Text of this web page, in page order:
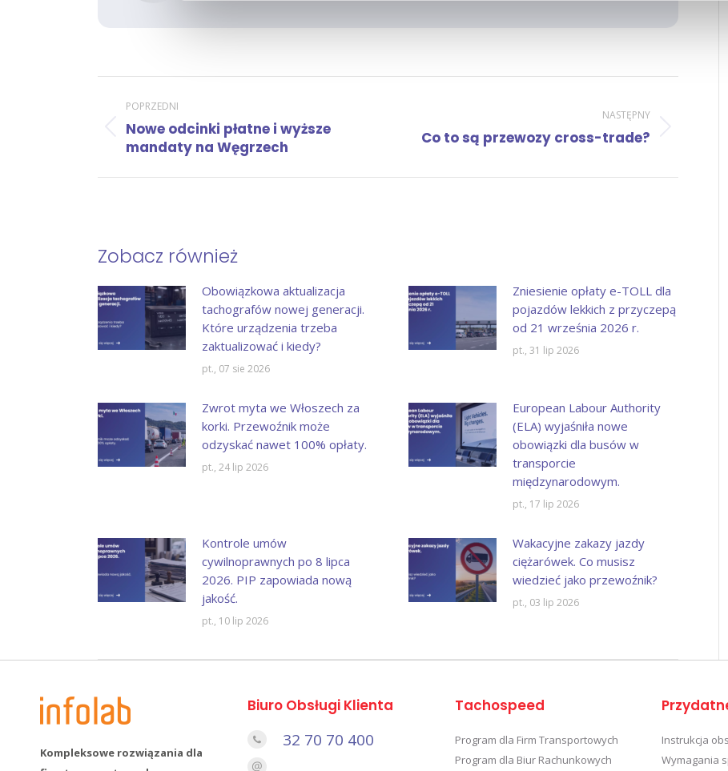
Nawigacja
wpisów
POPRZEDNI
Poprzedni
wpis:
Nowe odcinki płatne i wyższe
mandaty na Węgrzech
NASTĘPNY
Następny
Co to są przewozy cross-trade?
Zobacz również
Obowiązkowa aktualizacja
tachografów nowej generacji.
Które urządzenia trzeba
zaktualizować i kiedy?
pt., 07 sie 2026
Zniesienie opłaty e-TOLL dla
pojazdów lekkich z przyczepą
od 21 września 2026 r.
pt., 31 lip 2026
Zwrot myta we Włoszech za
korki. Przewoźnik może
odzyskać nawet 100% opłaty.
pt., 24 lip 2026
European Labour Authority
(ELA) wyjaśniła nowe
obowiązki dla busów w
transporcie
międzynarodowym.
pt., 17 lip 2026
Kontrole umów
cywilnoprawnych po 8 lipca
2026. PIP zapowiada nową
jakość.
pt., 10 lip 2026
Wakacyjne zakazy jazdy
ciężarówek. Co musisz
wiedzieć jako przewoźnik?
pt., 03 lip 2026
Kompleksowe rozwiązania dla
Biuro Obsługi Klienta
32 70 70 400
Tachospeed
Program dla Firm Transportowych
Program dla Biur Rachunkowych
Instrukcja
Wymagania